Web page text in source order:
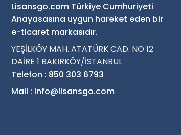
Lisansgo.com Türkiye Cumhuriyeti
Anayasasına uygun hareket eden bir
e-ticaret markasıdır.
YEŞİLKÖY MAH. ATATÜRK CAD. NO 12
DAİRE 1 BAKIRKÖY/İSTANBUL
Telefon : 850 303 6793
Mail : info@lisansgo.com